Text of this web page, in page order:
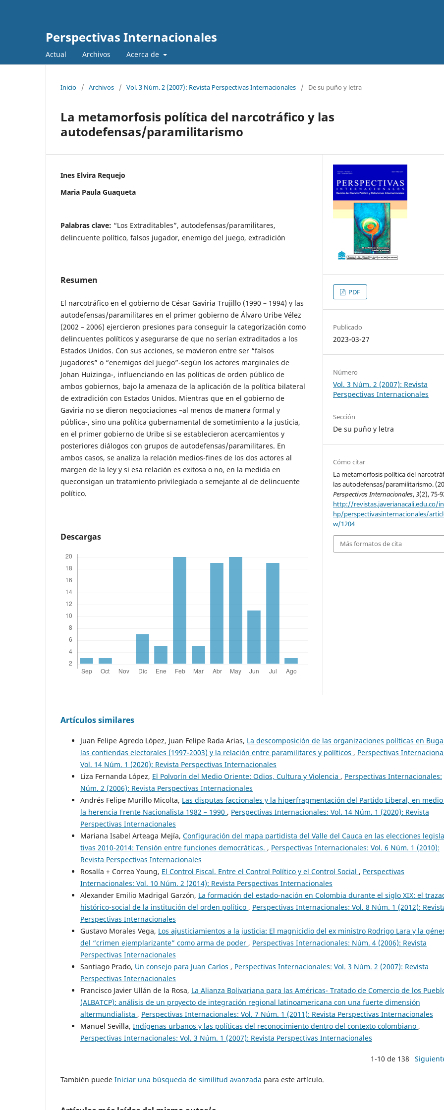
Perspectivas Internacionales
Actual Archivos Acerca de
Inicio / Archivos / Vol. 3 Núm. 2 (2007): Revista Perspectivas Internacionales / De su puño y letra
La metamorfosis política del narcotráfico y las
autodefensas/paramilitarismo
Ines Elvira Requejo
Maria Paula Guaqueta
Palabras clave: “Los Extraditables”, autodefensas/paramilitares,
delincuente político, falsos jugador, enemigo del juego, extradición
Resumen
El narcotráfico en el gobierno de César Gaviria Trujillo (1990 – 1994) y las
autodefensas/paramilitares en el primer gobierno de Álvaro Uribe Vélez
(2002 – 2006) ejercieron presiones para conseguir la categorización como
delincuentes políticos y asegurarse de que no serían extraditados a los
Estados Unidos. Con sus acciones, se movieron entre ser “falsos
jugadores” o “enemigos del juego”-según los actores marginales de
Johan Huizinga-, influenciando en las políticas de orden público de
ambos gobiernos, bajo la amenaza de la aplicación de la política bilateral
de extradición con Estados Unidos. Mientras que en el gobierno de
Gaviria no se dieron negociaciones –al menos de manera formal y
pública-, sino una política gubernamental de sometimiento a la justicia,
en el primer gobierno de Uribe si se establecieron acercamientos y
posteriores diálogos con grupos de autodefensas/paramilitares. En
ambos casos, se analiza la relación medios-fines de los dos actores al
margen de la ley y si esa relación es exitosa o no, en la medida en
queconsigan un tratamiento privilegiado o semejante al de delincuente
político.
Descargas
PDF
Publicado
2023-03-27
Número
Vol. 3 Núm. 2 (2007): Revista
Perspectivas Internacionales
Sección
De su puño y letra
Cómo citar
La metamorfosis política del
las autodefensas/paramilitarismo.
Perspectivas Internacionales,3(2), 75-
http://revistas.javerianacali.edu.co/
hp/perspectivasinternacionales/
w/1204
Más formatos de cita
Artículos similares
Juan Felipe Agredo López, Juan Felipe Rada Arias, La descomposición de las organizaciones políticas en
las contiendas electorales (1997-2003) y la relación entre paramilitares y políticos , Perspectivas
Vol. 14 Núm. 1 (2020): Revista Perspectivas Internacionales
Liza Fernanda López, El Polvorín del Medio Oriente: Odios, Cultura y Violencia , Perspectivas Internacionales:
Núm. 2 (2006): Revista Perspectivas Internacionales
Andrés Felipe Murillo Micolta, Las disputas faccionales y la hiperfragmentación del Partido Liberal, en
la herencia Frente Nacionalista 1982 – 1990 , Perspectivas Internacionales: Vol. 14 Núm. 1 (2020): Revista
Perspectivas Internacionales
Mariana Isabel Arteaga Mejía, Configuración del mapa partidista del Valle del Cauca en las elecciones
tivas 2010-2014: Tensión entre funciones democráticas. , Perspectivas Internacionales: Vol. 6 Núm. 1 (2010):
Revista Perspectivas Internacionales
Rosalía + Correa Young, El Control Fiscal. Entre el Control Político y el Control Social , Perspectivas
Internacionales: Vol. 10 Núm. 2 (2014): Revista Perspectivas Internacionales
Alexander Emilio Madrigal Garzón, La formación del estado-nación en Colombia durante el siglo XIX: el
histórico-social de la institución del orden político , Perspectivas Internacionales: Vol. 8 Núm. 1 (2012):
Perspectivas Internacionales
Gustavo Morales Vega, Los ajusticiamientos a la justicia: El magnicidio del ex ministro Rodrigo Lara y la
del “crimen ejemplarizante” como arma de poder , Perspectivas Internacionales: Núm. 4 (2006): Revista
Perspectivas Internacionales
Santiago Prado, Un consejo para Juan Carlos , Perspectivas Internacionales: Vol. 3 Núm. 2 (2007): Revista
Perspectivas Internacionales
Francisco Javier Ullán de la Rosa, La Alianza Bolivariana para las Américas- Tratado de Comercio de los
(ALBATCP): análisis de un proyecto de integración regional latinoamericana con una fuerte dimensión
altermundialista , Perspectivas Internacionales: Vol. 7 Núm. 1 (2011): Revista Perspectivas Internacionales
Manuel Sevilla, Indígenas urbanos y las políticas del reconocimiento dentro del contexto colombiano ,
Perspectivas Internacionales: Vol. 3 Núm. 1 (2007): Revista Perspectivas Internacionales
1-10 de 138
También puede Iniciar una búsqueda de similitud avanzada para este artículo.